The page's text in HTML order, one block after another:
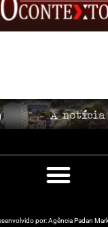
por: Agência Padan